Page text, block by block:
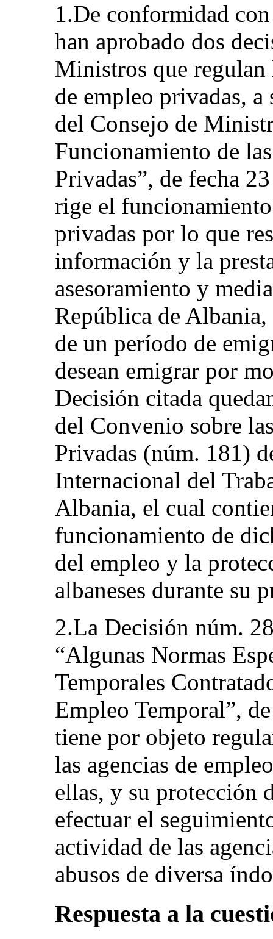
1.De conformidad
han aprobado dos
Ministros que regulan
de empleo privadas,
del Consejo de
Funcionamiento de
Privadas”, de fecha
rige el
privadas por lo que
información y la
asesoramiento y
República de Albania,
de un período de
desean emigrar por
Decisión citada
del Convenio sobre
Privadas (núm. 181)
Internacional del
Albania, el cual
funcionamiento de
del empleo y la
albaneses durante su
2.La Decisión núm.
“Algunas Normas
Temporales
Empleo Temporal”,
tiene por objeto
las agencias de
ellas, y su protección
efectuar el
actividad de las
abusos de diversa
Respuesta a la